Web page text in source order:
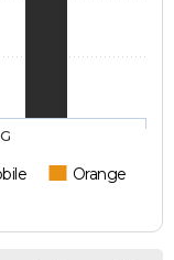
Orange